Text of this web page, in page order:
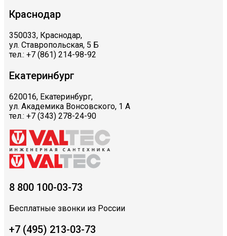
Краснодар
350033, Краснодар,
ул. Ставропольская, 5 Б
тел.: +7 (861) 214-98-92
Екатеринбург
620016, Екатеринбург,
ул. Академика Вонсовского, 1 А
тел.: +7 (343) 278-24-90
8 800 100-03-73
Бесплатные звонки из России
+7 (495) 213-03-73